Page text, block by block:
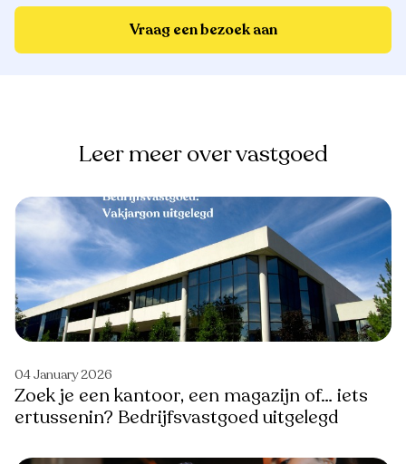
Vraag een bezoek aan
Leer meer over vastgoed
04 January 2026
Zoek je een kantoor, een magazijn of… iets
ertussenin? Bedrijfsvastgoed uitgelegd